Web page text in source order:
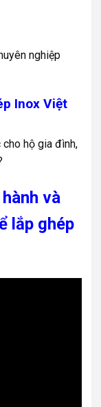
nghiệp
Inox Việt
hộ gia đình,
và
lắp ghép